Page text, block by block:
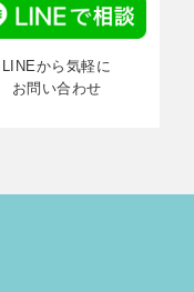
LINEから気軽に
お問い合わせ